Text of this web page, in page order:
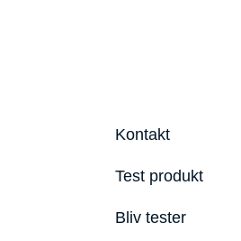
Kontakt
Test produkt
Bliv tester